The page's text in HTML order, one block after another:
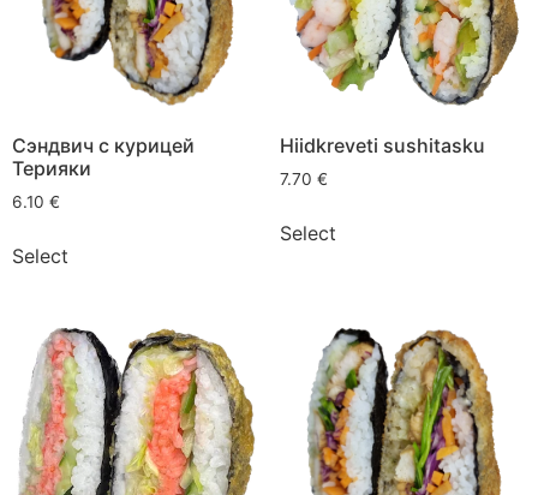
Сэндвич с курицей
Терияки
6.10 €
Select
Hiidkreveti sushitasku
7.70 €
Select